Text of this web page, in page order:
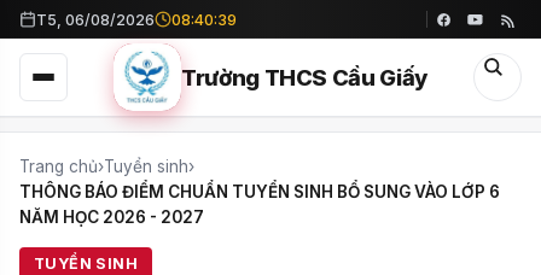
T5, 06/08/2026 08:40:40
Trường THCS Cầu Giấy
Trang chủ›Tuyển sinh›
THÔNG BÁO ĐIỂM CHUẨN TUYỂN SINH BỔ SUNG VÀO LỚP 6
NĂM HỌC 2026 - 2027
TUYỂN SINH